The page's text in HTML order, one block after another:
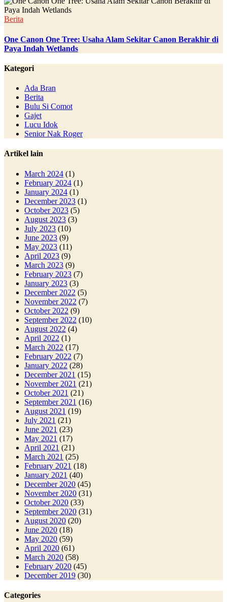
Berita
One Canon One Tree: Usaha Alam Sekitar Canon Berakhir di
Paya Indah Wetlands
Kategori
Ada Bran
Berita
Bulu Si Comot
Gajet
Lucu Idok
Senior Nak Roger
Artikel lain
March 2024 (1)
February 2024 (1)
January 2024 (1)
December 2023 (1)
October 2023 (5)
August 2023 (3)
July 2023 (10)
June 2023 (9)
May 2023 (11)
April 2023 (9)
March 2023 (9)
February 2023 (7)
January 2023 (3)
December 2022 (5)
November 2022 (7)
October 2022 (9)
September 2022 (10)
August 2022 (4)
April 2022 (1)
March 2022 (17)
February 2022 (7)
January 2022 (28)
December 2021 (15)
November 2021 (21)
October 2021 (21)
September 2021 (16)
August 2021 (19)
July 2021 (21)
June 2021 (23)
May 2021 (17)
April 2021 (21)
March 2021 (25)
February 2021 (18)
January 2021 (40)
December 2020 (45)
November 2020 (31)
October 2020 (33)
September 2020 (31)
August 2020 (20)
June 2020 (18)
May 2020 (59)
April 2020 (61)
March 2020 (58)
February 2020 (45)
December 2019 (30)
Categories